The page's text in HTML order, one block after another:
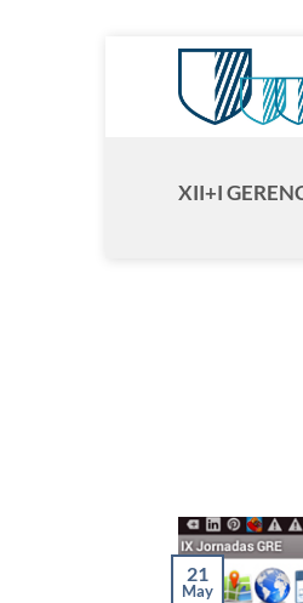
contenido
XII+I
21
May